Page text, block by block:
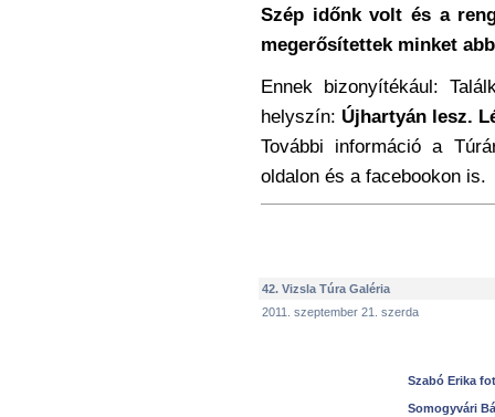
Szép időnk volt és a
megerősítettek minket
Ennek bizonyítékául:
helyszín: Újhartyán lesz.
További információ a
oldalon és a facebookon is.
42. Vizsla Túra Galéria
2011. szeptember 21. szerda
Szabó Erika
Somogyvári